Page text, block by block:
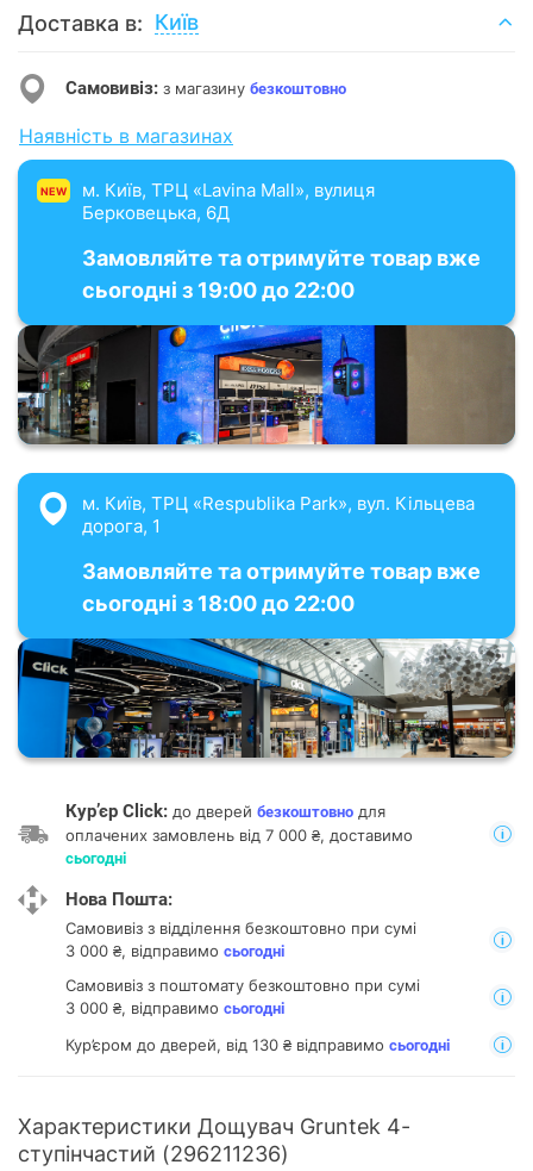
Доставка в: Київ
Самовивіз: з магазину безкоштовно
Наявність в магазинах
NEW
м. Київ, ТРЦ «Lavina Mall», вулиця
Берковецька, 6Д
Замовляйте та отримуйте товар вже
сьогодні з 19:00 до 22:00
м. Київ, ТРЦ «Respublika Park», вул. Кільцева
дорога, 1
Замовляйте та отримуйте товар вже
сьогодні з 18:00 до 22:00
Кур’єр Click: до дверей безкоштовно для
оплачених замовлень від 7 000 ₴, доставимо
сьогодні
Нова Пошта:
Самовивіз з відділення безкоштовно при сумі
3 000 ₴, відправимо сьогодні
Самовивіз з поштомату безкоштовно при сумі
3 000 ₴, відправимо сьогодні
Кур’єром до дверей, від 130 ₴ відправимо сьогодні
Характеристики Дощувач Gruntek 4-
ступінчастий (296211236)